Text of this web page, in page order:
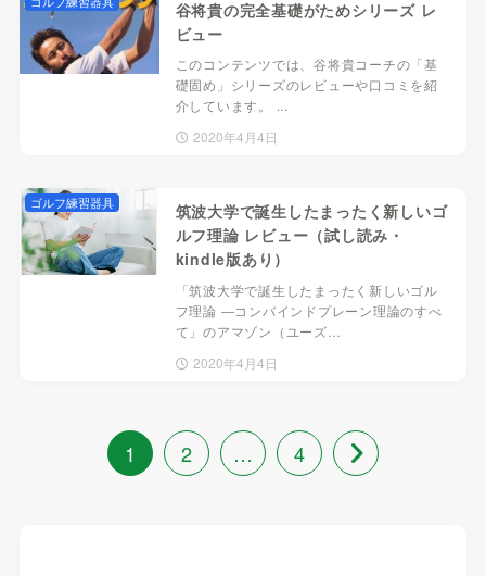
谷将貴の完全基礎がためシリーズ レ
ビュー
このコンテンツでは、谷将貴コーチの「基
礎固め」シリーズのレビューや口コミを紹
介しています。 ...
2020年4月4日
筑波大学で誕生したまったく新しいゴ
ルフ理論 レビュー（試し読み・
kindle版あり）
「筑波大学で誕生したまったく新しいゴル
フ理論 ―コンバインドプレーン理論のすべ
て」のアマゾン（ユーズ…
2020年4月4日
ゴルフ練習器具
1 2 … 4